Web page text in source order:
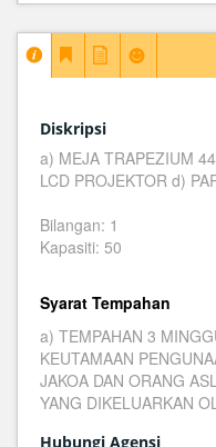
Diskripsi
a) MEJA TRAPEZIUM
LCD PROJEKTOR d)
Bilangan: 1
Kapasiti: 50
Syarat Tempahan
a) TEMPAHAN 3
KEUTAMAAN
JAKOA DAN ORANG
YANG DIKELUARKAN
Hubungi Agensi